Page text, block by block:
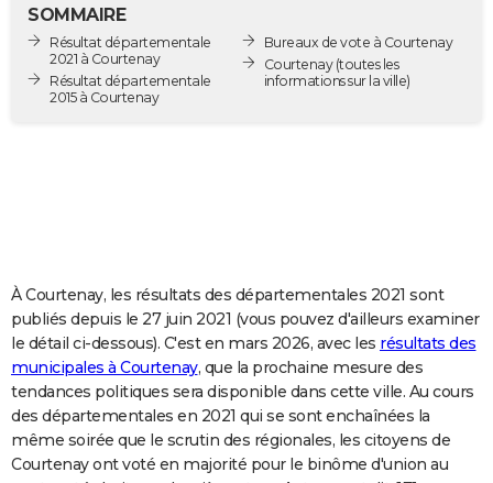
Destinations
City break
Voyage nature
Voyage de noces
Forum
Climat
GUIDES D'ACHAT
COPAINS D'AVANT
S'inscrire
Se connecter
Lycées
Collèges
Primaires
Universités
Entreprises
Service militaire
Avis de recherche
AVIS DE DÉCÈS
FORUM
Bricolage
Lifestyle
Culture
Sport
Auto
Television
Voyage
Cinema
SOMMAIRE
Résultat départementale
2021 à Courtenay
Résultat départementale
2015 à Courtenay
Bureaux de vote à Courtenay
Courtenay(toutes les
informations sur la ville)
À Courtenay, les résultats des départementales 2021 sont
publiés depuis le 27 juin 2021 (vous pouvez d'ailleurs examiner
le détail ci-dessous). C'est en mars 2026, avec les résultats des
municipales à Courtenay, que la prochaine mesure des
tendances politiques sera disponible dans cette ville. Au cours
des départementales en 2021 qui se sont enchaînées la
même soirée que le scrutin des régionales, les citoyens de
Courtenay ont voté en majorité pour le binôme d'union au